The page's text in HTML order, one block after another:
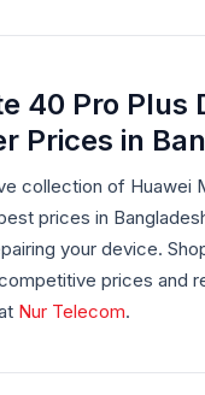
40 Pro Plus
Prices in
collection of Huawei
prices in
your device.
prices and
Nur Telecom.